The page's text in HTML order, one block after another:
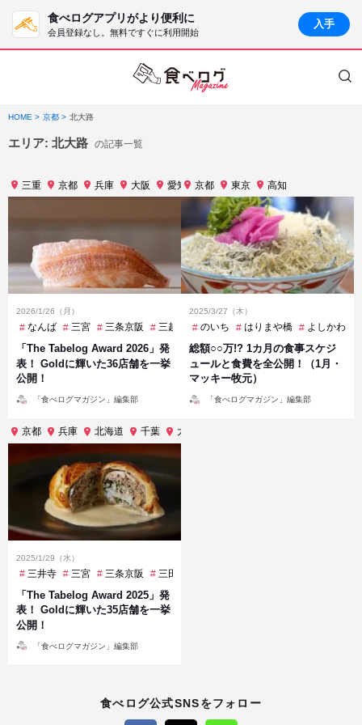
食べログアプリがより便利に
会員登録なし。無料ですぐに利用開始
入手
HOME 京都 北大路
エリア: 北大路 の記事一覧
三重 京都 兵庫 大阪 愛知 東京 石川 福岡
2026/1/26（月）
なんば 三宮 三条京阪 三越前 京都市役所前 伊勢市 信濃追分
「The Tabelog Award 2026」発
表！ Goldに輝いた36店舗を一挙
公開！
「食べログマガジン」編集部
京都 東京 高知
2025/3/27（木）
のいち はりまや橋 よしかわ
総額○○万!? 1カ月の食事スケジ
ュールと食費を全公開！（1月・
マッキー牧元）
「食べログマガジン」編集部
京都 兵庫 北海道 千葉 大阪
2025/1/29（水）
三井寺 三宮 三条京阪 三田
「The Tabelog Award 2025」発
表！ Goldに輝いた35店舗を一挙
公開！
「食べログマガジン」編集部
食べログ公式SNSをフォロー